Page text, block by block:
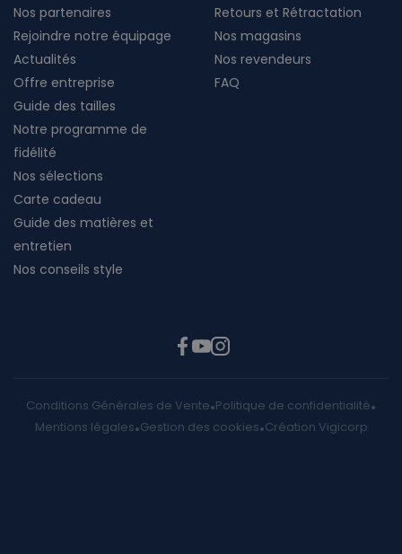
Nos partenaires
Rejoindre notre équipage
Actualités
Offre entreprise
Retours et Rétractation
Nos magasins
Nos revendeurs
FAQ
Guide des tailles
Notre programme de
fidélité
Nos sélections
Carte cadeau
Guide des matières et
entretien
Nos conseils style
Conditions Générales de Vente Politique de confidentialité
Mentions légales Gestion des cookies Création Vigicorp